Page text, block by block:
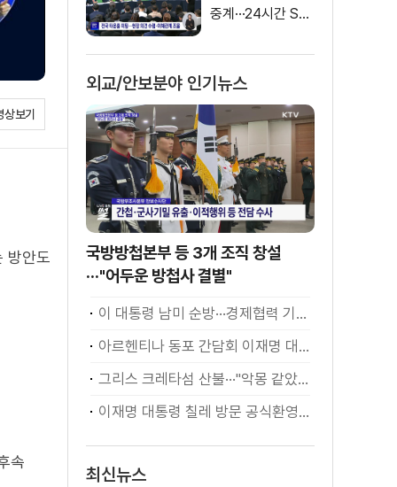
보기
방안도
속
중계···24시간 SN
외교/안보분야 인기뉴스
국방방첩본부 등 3개 조직 창설
···"어두운 방첩사 결별"
이 대통령 남미 순방···경제협력 기대 성과는?
아르헨티나 동포 간담회 이재명 대통령 모두발언
그리스 크레타섬 산불···"악몽 같았다" [월드 투데이]
이재명 대통령 칠레 방문 공식환영식
최신뉴스